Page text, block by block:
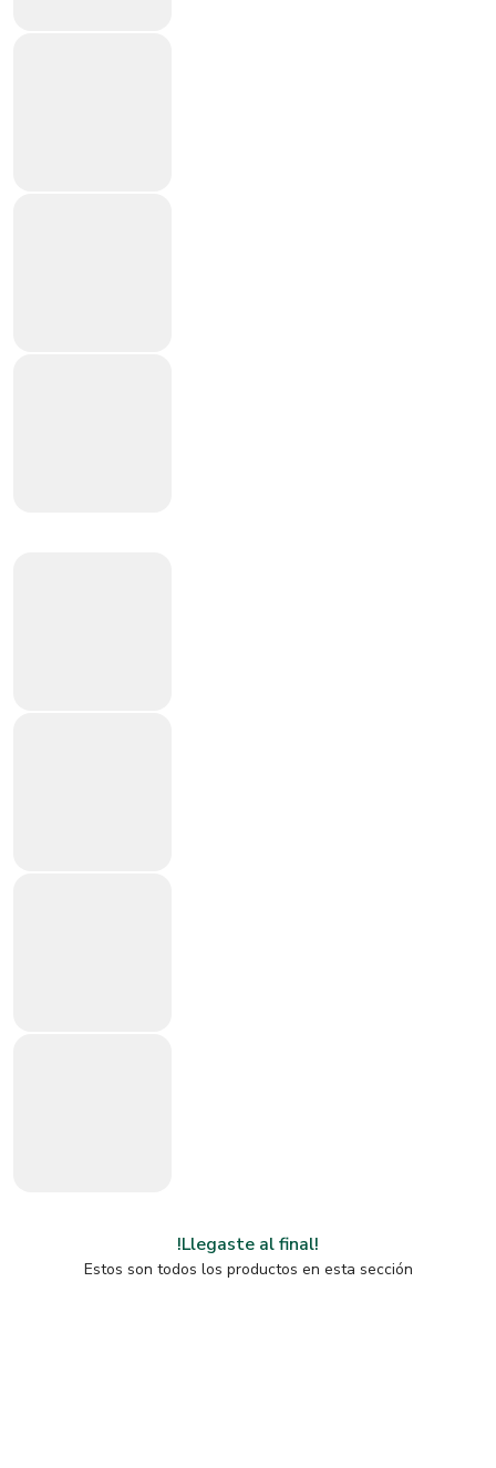
!Llegaste al final!
Estos son todos los productos en esta sección